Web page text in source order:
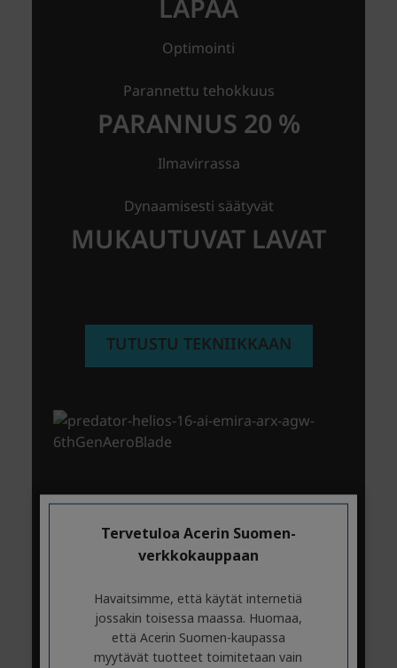
Tervetuloa Acerin Suomen-
verkkokauppaan
Havaitsimme, että käytät internetiä
jossakin toisessa maassa. Huomaa,
että Acerin Suomen-kaupassa
myytävät tuotteet toimitetaan vain